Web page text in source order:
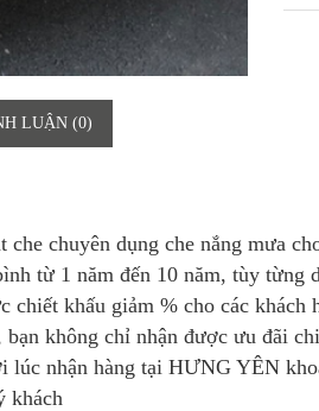
LUẬN (0)
chuyên dụng che nắng mưa
từ 1 năm đến 10 năm, tùy từng
khấu giảm % cho các khách
không chỉ nhận được ưu đãi
nhận hàng tại HƯNG YÊN
khách